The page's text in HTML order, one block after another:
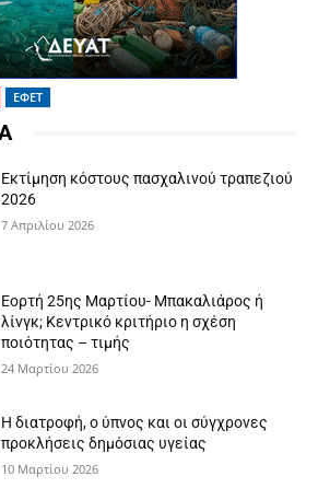
ΕΦΕΤ
Εκτίμηση κόστους πασχαλινού τραπεζιού
2026
7 Απριλίου 2026
Εορτή 25ης Μαρτίου- Μπακαλιάρος ή
λίνγκ; Κεντρικό κριτήριο η σχέση
ποιότητας – τιμής
24 Μαρτίου 2026
Η διατροφή, ο ύπνος και οι σύγχρονες
προκλήσεις δημόσιας υγείας
10 Μαρτίου 2026